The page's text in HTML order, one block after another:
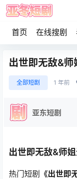
首页 在线搜剧
出世即无敌&师
全部短剧 1 年前
亚东短剧
出世即无敌&师
热门短剧 《出世即